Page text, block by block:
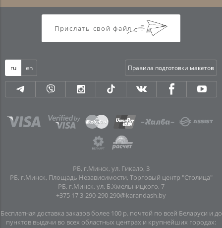
Прислать свой файл
ru en Правила подготовки макетов
РБ, г.Минск, ул. Гикало, 3
РБ, г.Минск, Площадь Независимости, Торговый центр "Столица"
РБ, г.Минск, ул. Б.Хмельницкого, 7
+375 17 3-290-290 290@karandash.by
Бесплатная доставка заказов более 100 р. почтой по всей Беларуси и до
пунктов выдачи во всех областных центрах и крупнейших городах: